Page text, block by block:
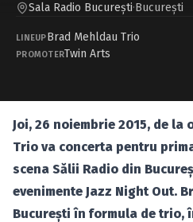
Sala Radio Bucureşti·Bucureşti
LINEUPBrad Mehldau Trio
PROMOTERTwin Arts
Joi, 26 noiembrie 2015, de la
Trio va concerta pentru
scena Sălii Radio din
evenimente Jazz Night Out.
Bucureşti în formula de trio,